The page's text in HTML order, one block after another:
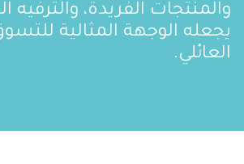
والمنتجات الفريدة، والترفيه
يجعله الوجهة المثالية
العائلي.